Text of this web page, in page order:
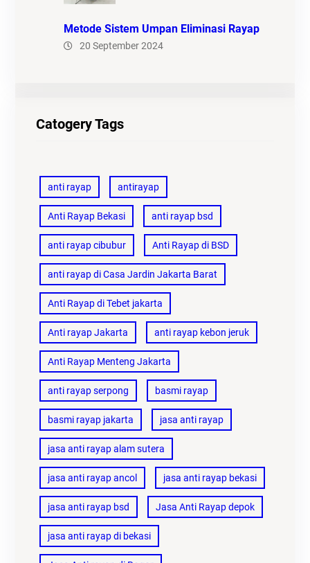
Metode Sistem Umpan Eliminasi Rayap
20 September 2024
Catogery Tags
anti rayap antirayap
Anti Rayap Bekasi anti rayap bsd
anti rayap cibubur Anti Rayap di BSD
anti rayap di Casa Jardin Jakarta Barat
Anti Rayap di Tebet jakarta
Anti rayap Jakarta anti rayap kebon jeruk
Anti Rayap Menteng Jakarta
anti rayap serpong basmi rayap
basmi rayap jakarta jasa anti rayap
jasa anti rayap alam sutera
jasa anti rayap ancol jasa anti rayap bekasi
jasa anti rayap bsd Jasa Anti Rayap depok
jasa anti rayap di bekasi